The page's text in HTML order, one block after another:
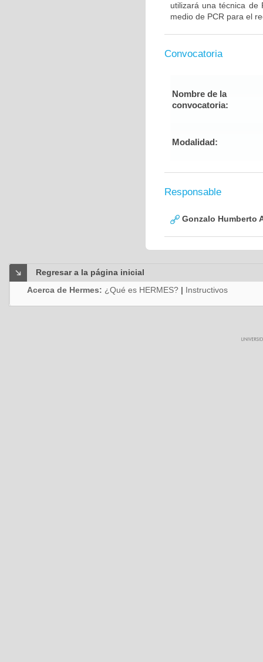
utilizará una técnica de
medio de PCR para el
Convocatoria
Nombre de la
convocatoria:
Modalidad:
Responsable
Gonzalo Humberto
Regresar a la página inicial
Acerca de Hermes: ¿Qué es HERMES? | Instructivos